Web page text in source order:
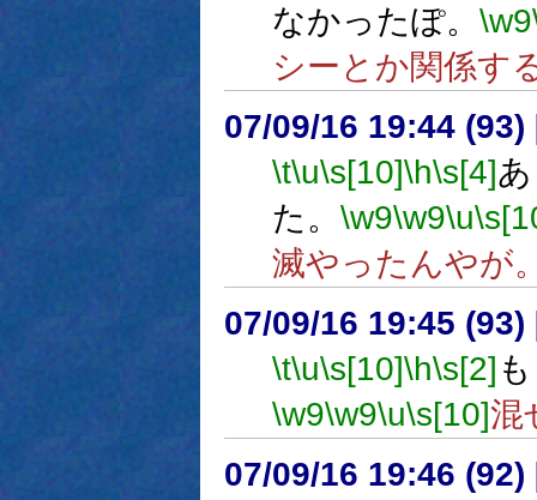
なかったぽ。 \w9
シーとか関係す
07/09/16 19:44 (93)
\t\u\s[10]\h\s[4]
た。 \w9\w9\u
滅やったんやが
07/09/16 19:45 (93)
\t\u\s[10]\h\s[2]
\w9\w9\u\s[10]混
07/09/16 19:46 (92)